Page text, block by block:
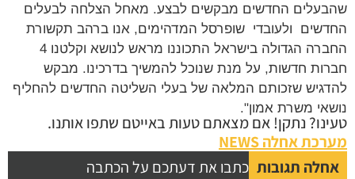
שהבעלים החדשים מבקשים לבצע. מאחל הצלחה לבעלים
החדשים ולעובדי שופרסל המדהימים, אנו ברהב תקשורת
החברה הגדולה בישראל התכוננו מראש לנושא וקלטנו 4
חברות חדשות, על מנת שנוכל להמשיך בדרכינו. מבקש
להדגיש שזכותם המלאה של בעלי השליטה החדשים להחליף
נושאי משרת אמון".
טעינו? נתקן! אם מצאתם טעות באייטם שתפו אותנו.
מערכת אחלה NEWS
אחלה תגובות כתבו את דעתכם על הכתבה